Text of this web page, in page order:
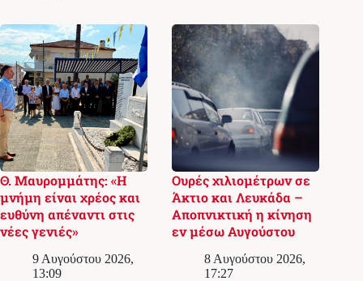
Θ. Μαυρομμάτης: «Η
μνήμη είναι χρέος και
ευθύνη απέναντι στις
νέες γενιές»
9 Αυγούστου 2026,
13:09
Ουρές χιλιομέτρων σε
Άκτιο και Λευκάδα –
Αποπνικτική η κίνηση
εν μέσω Αυγούστου
8 Αυγούστου 2026,
17:27